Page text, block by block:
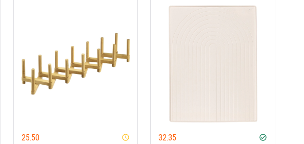
25.50 watch_later 32.35 check_circle